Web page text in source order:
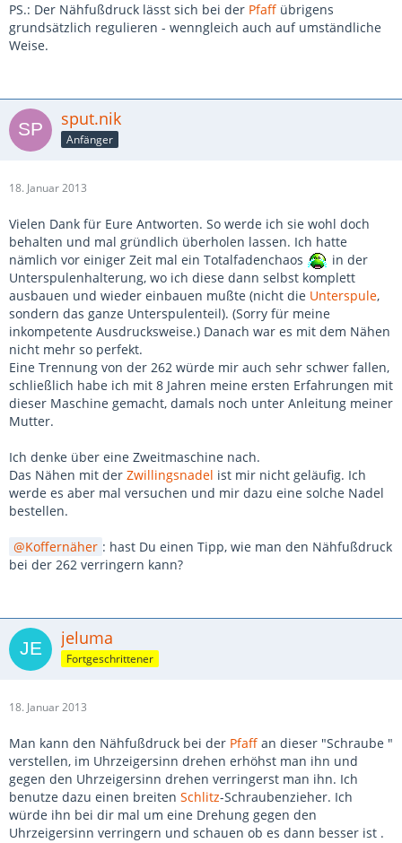
PS.: Der Nähfußdruck lässt sich bei der Pfaff übrigens
grundsätzlich regulieren - wenngleich auch auf umständliche
Weise.
sput.nik
Anfänger
18. Januar 2013
Vielen Dank für Eure Antworten. So werde ich sie wohl doch
behalten und mal gründlich überholen lassen. Ich hatte
nämlich vor einiger Zeit mal ein Totalfadenchaos
in der
Unterspulenhalterung, wo ich diese dann selbst komplett
ausbauen und wieder einbauen mußte (nicht die Unterspule,
sondern das ganze Unterspulenteil). (Sorry für meine
inkompetente Ausdrucksweise.) Danach war es mit dem Nähen
nicht mehr so perfekt.
Eine Trennung von der 262 würde mir auch sehr schwer fallen,
schließlich habe ich mit 8 Jahren meine ersten Erfahrungen mit
dieser Maschine gemacht, damals noch unter Anleitung meiner
Mutter.
Ich denke über eine Zweitmaschine nach.
Das Nähen mit der Zwillingsnadel ist mir nicht geläufig. Ich
werde es aber mal versuchen und mir dazu eine solche Nadel
bestellen.
Koffernäher : hast Du einen Tipp, wie man den Nähfußdruck
bei der 262 verringern kann?
jeluma
Fortgeschrittener
18. Januar 2013
Man kann den Nähfußdruck bei der Pfaff an dieser "Schraube "
verstellen, im Uhrzeigersinn drehen erhöhst man ihn und
gegen den Uhrzeigersinn drehen verringerst man ihn. Ich
benutze dazu einen breiten Schlitz-Schraubenzieher. Ich
würde ihn bei dir mal um eine Drehung gegen den
Uhrzeigersinn verringern und schauen ob es dann besser ist .